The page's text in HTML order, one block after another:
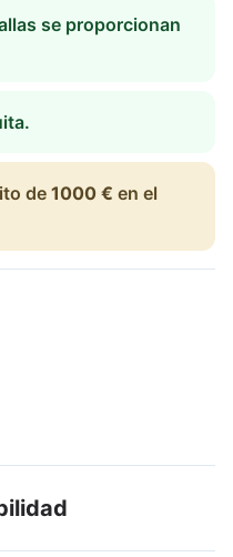
se proporcionan
de 1000 € en el